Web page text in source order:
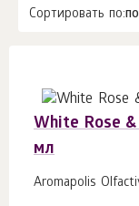
Сортировать по:
White Rose
мл
Aromapolis